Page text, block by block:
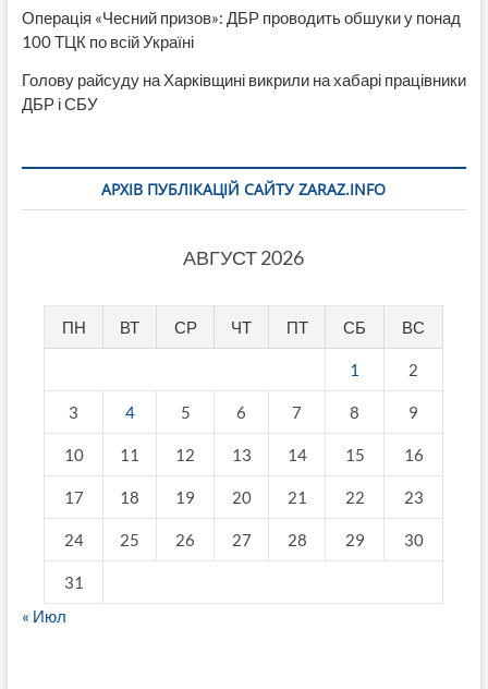
Операція «Чесний призов»: ДБР проводить обшуки у понад
100 ТЦК по всій Україні
Голову райсуду на Харківщині викрили на хабарі працівники
ДБР і СБУ
АРХІВ ПУБЛІКАЦІЙ САЙТУ ZARAZ.INFO
АВГУСТ 2026
ПН ВТ СР ЧТ ПТ СБ ВС
1 2
3 4 5 6 7 8 9
10 11 12 13 14 15 16
17 18 19 20 21 22 23
24 25 26 27 28 29 30
31
« Июл